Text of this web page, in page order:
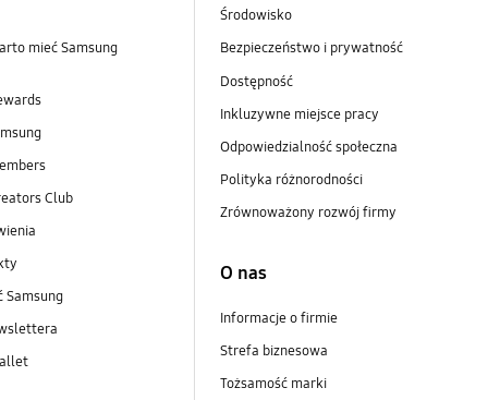
mieć Samsung
Club
Samsung
Środowisko
Bezpieczeństwo i prywatność
Dostępność
Inkluzywne miejsce pracy
Odpowiedzialność społeczna
Polityka różnorodności
Zrównoważony rozwój firmy
O nas
Informacje o firmie
Strefa biznesowa
Tożsamość marki